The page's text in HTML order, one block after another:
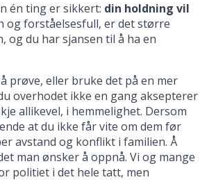
én ting er sikkert: din holdning vil
og forståelsesfull, er det større
og du har sjansen til å ha en
prøve, eller bruke det på en mer
overhodet ikke en gang aksepterer
allikevel, i hemmelighet. Dersom
at du ikke får vite om dem før
avstand og konflikt i familien. Å
man ønsker å oppnå. Vi og mange
politiet i det hele tatt, men